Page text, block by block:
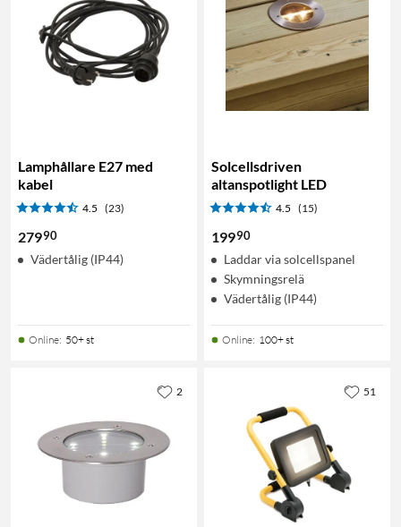
Lamphållare E27 med
kabel
4.5 (23)
27990
Vädertålig (IP44)
Online: 50+ st
Solcellsdriven
altanspotlight LED
4.5 (15)
19990
Laddar via solcellspanel
Skymningsrelä
Vädertålig (IP44)
Online: 100+ st
2 51